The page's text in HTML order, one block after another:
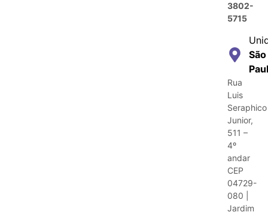
3802-
5715
São
Rua
Luis
Seraphico
Junior,
511 –
4º
andar
CEP
04729-
080 |
Jardim